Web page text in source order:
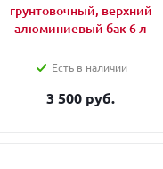
грунтовочный, верхний
алюминиевый бак 6 л
Есть в наличии
3 500 руб.